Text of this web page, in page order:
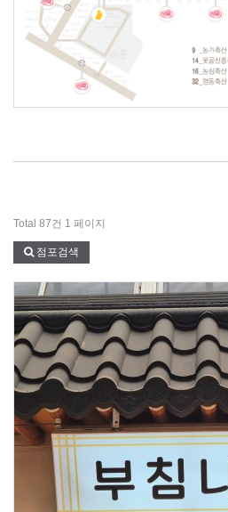
Total 87건 1 페이지
점포검색